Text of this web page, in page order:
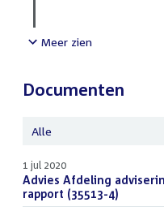
Meer zien
Documenten
Alle
1 jul 2020
Download
bestand:
Advies Afdeling
rapport (35513-4)